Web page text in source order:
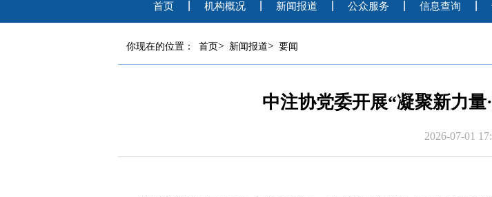
首页 机构概况 新闻报道 公众服务 信息查询
你现在的位置： 首页> 新闻报道> 要闻
中注协党委开展“凝聚新力
2026-07-01